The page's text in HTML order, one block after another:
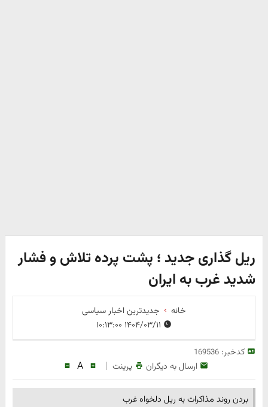
ریل گذاری جدید ؛ پشت پرده تلاش و فشار
شدید غرب به ایران
خانه
جدیدترین اخبار سیاسی
کدخبر:169536
ارسال به دیگران پرینت |
A
بردن روند مذاکرات به ریل دلخواه غرب